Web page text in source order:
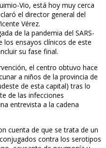
Vio, está hoy muy cerca
el director general del
Vérez.
de la pandemia del SARS-
los ensayos clínicos de este
su fase final.
el centro obtuvo hace
a niños de la provincia de
de esta capital) tras lo
de las infecciones
entrevista a la cadena
cuenta de que se trata de un
contra los serotipos